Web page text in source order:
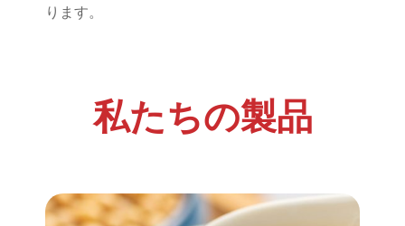
ります。
私たちの製品